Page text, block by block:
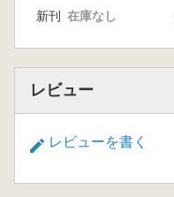
新刊 在庫なし
レビュー
レビューを書く